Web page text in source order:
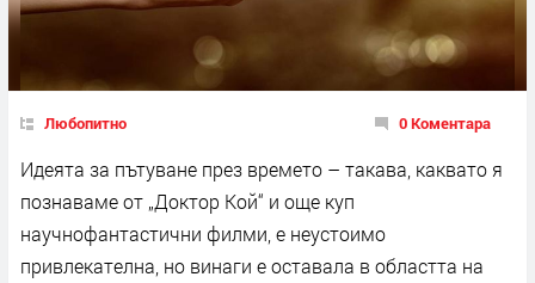
Любопитно 0 Коментара
Идеята за пътуване през времето – такава, каквато я
познаваме от „Доктор Кой“ и още куп
научнофантастични филми, е неустоимо
привлекателна, но винаги е оставала в областта на